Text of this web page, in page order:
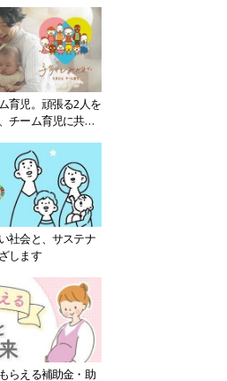
育児。頑張る2人を
チーム育児に共感
社会と、サステナ
します
らえる補助金・助